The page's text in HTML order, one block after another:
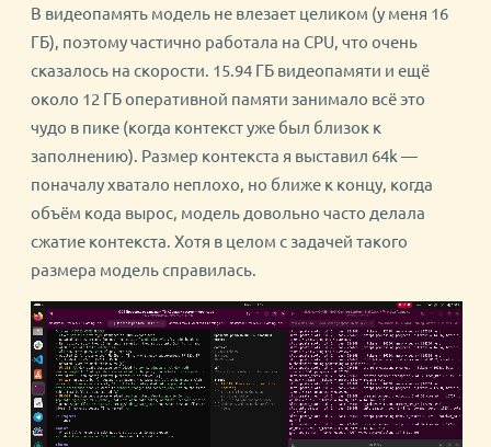
В видеопамять модель не влезает целиком (у меня 16
ГБ), поэтому частично работала на CPU, что очень
сказалось на скорости. 15.94 ГБ видеопамяти и ещё
около 12 ГБ оперативной памяти занимало всё это
чудо в пике (когда контекст уже был близок к
заполнению). Размер контекста я выставил 64k —
поначалу хватало неплохо, но ближе к концу, когда
объём кода вырос, модель довольно часто делала
сжатие контекста. Хотя в целом с задачей такого
размера модель справилась.